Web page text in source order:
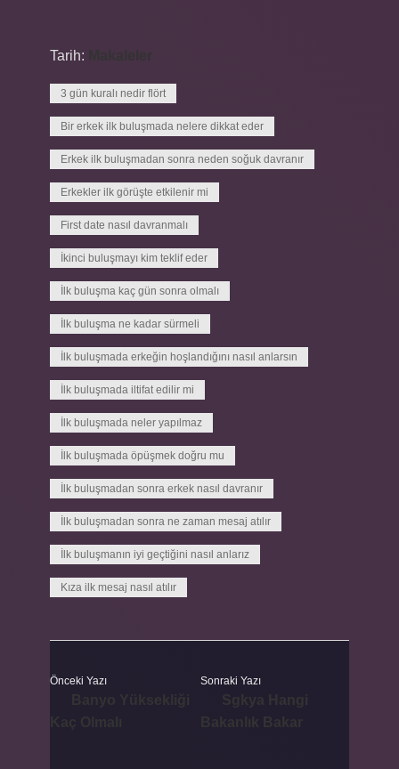
Tarih:
3 gün kuralı nedir flört
Bir erkek ilk buluşmada nelere dikkat eder
Erkek ilk buluşmadan sonra neden soğuk davranır
Erkekler ilk görüşte etkilenir mi
First date nasıl davranmalı
İkinci buluşmayı kim teklif eder
İlk buluşma kaç gün sonra olmalı
İlk buluşma ne kadar sürmeli
İlk buluşmada erkeğin hoşlandığını nasıl anlarsın
İlk buluşmada iltifat edilir mi
İlk buluşmada neler yapılmaz
İlk buluşmada öpüşmek doğru mu
İlk buluşmadan sonra erkek nasıl davranır
İlk buluşmadan sonra ne zaman mesaj atılır
İlk buluşmanın iyi geçtiğini nasıl anlarız
Kıza ilk mesaj nasıl atılır
Önceki Yazı Sonraki Yazı